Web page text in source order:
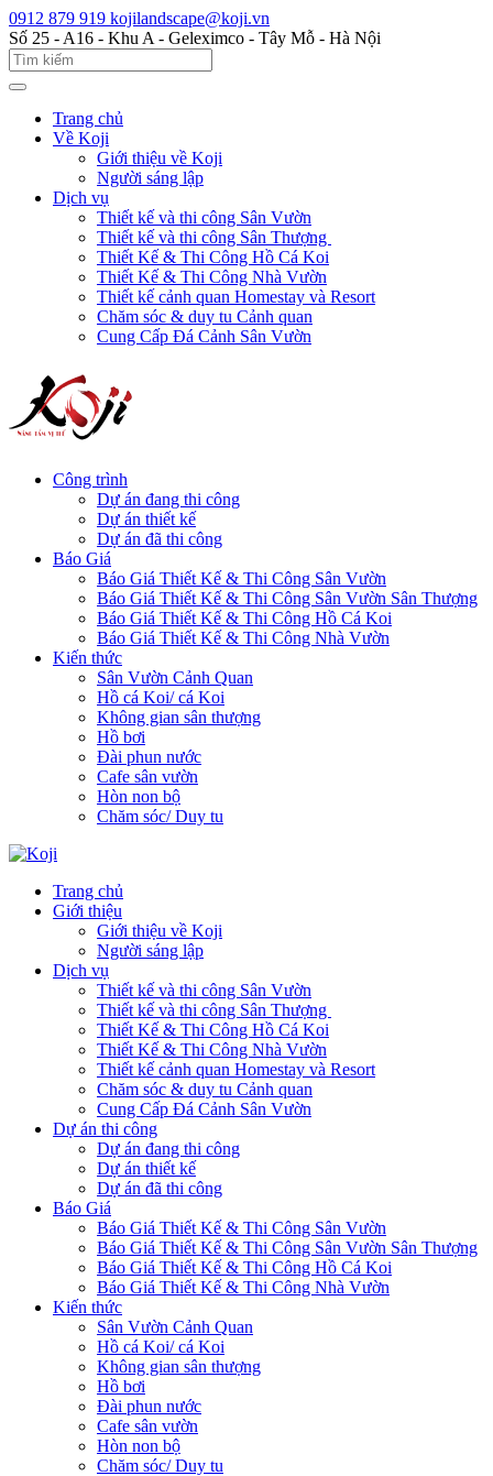
0912 879 919 kojilandscape@koji.vn
Số 25 - A16 - Khu A - Geleximco - Tây Mỗ - Hà Nội
Trang chủ
Về Koji
Giới thiệu về Koji
Người sáng lập
Dịch vụ
Thiết kế và thi công Sân Vườn
Thiết kế và thi công Sân Thượng
Thiết Kế & Thi Công Hồ Cá Koi
Thiết Kế & Thi Công Nhà Vườn
Thiết kế cảnh quan Homestay và Resort
Chăm sóc & duy tu Cảnh quan
Cung Cấp Đá Cảnh Sân Vườn
Công trình
Dự án đang thi công
Dự án thiết kế
Dự án đã thi công
Báo Giá
Báo Giá Thiết Kế & Thi Công Sân Vườn
Báo Giá Thiết Kế & Thi Công Sân Vườn Sân Thượng
Báo Giá Thiết Kế & Thi Công Hồ Cá Koi
Báo Giá Thiết Kế & Thi Công Nhà Vườn
Kiến thức
Sân Vườn Cảnh Quan
Hồ cá Koi/ cá Koi
Không gian sân thượng
Hồ bơi
Đài phun nước
Cafe sân vườn
Hòn non bộ
Chăm sóc/ Duy tu
Trang chủ
Giới thiệu
Giới thiệu về Koji
Người sáng lập
Dịch vụ
Thiết kế và thi công Sân Vườn
Thiết kế và thi công Sân Thượng
Thiết Kế & Thi Công Hồ Cá Koi
Thiết Kế & Thi Công Nhà Vườn
Thiết kế cảnh quan Homestay và Resort
Chăm sóc & duy tu Cảnh quan
Cung Cấp Đá Cảnh Sân Vườn
Dự án thi công
Dự án đang thi công
Dự án thiết kế
Dự án đã thi công
Báo Giá
Báo Giá Thiết Kế & Thi Công Sân Vườn
Báo Giá Thiết Kế & Thi Công Sân Vườn Sân Thượng
Báo Giá Thiết Kế & Thi Công Hồ Cá Koi
Báo Giá Thiết Kế & Thi Công Nhà Vườn
Kiến thức
Sân Vườn Cảnh Quan
Hồ cá Koi/ cá Koi
Không gian sân thượng
Hồ bơi
Đài phun nước
Cafe sân vườn
Hòn non bộ
Chăm sóc/ Duy tu